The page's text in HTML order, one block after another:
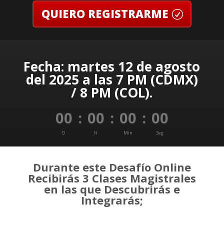
QUIERO REGISTRARME
Fecha: martes 12 de agosto
del 2025 a las 7 PM (CDMX)
/ 8 PM (COL).
00
D
: 00
H
: 00
Min
: 00
Seg
Durante este Desafío Online
Recibirás 3 Clases Magistrales
en las que Descubrirás e
Integrarás;